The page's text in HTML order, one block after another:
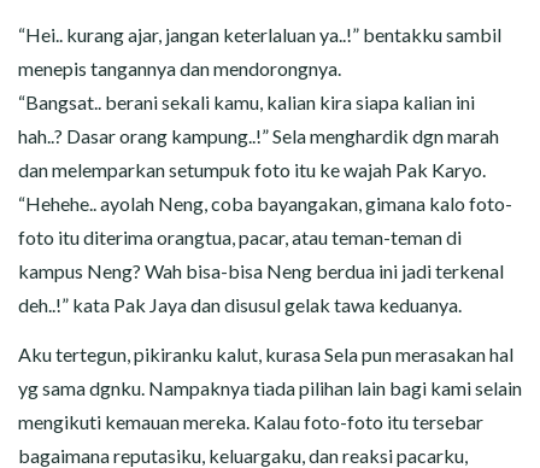
“Hei.. kurang ajar, jangan keterlaluan ya..!” bentakku sambil
menepis tangannya dan mendorongnya.
“Bangsat.. berani sekali kamu, kalian kira siapa kalian ini
hah..? Dasar orang kampung..!” Sela menghardik dgn marah
dan melemparkan setumpuk foto itu ke wajah Pak Karyo.
“Hehehe.. ayolah Neng, coba bayangakan, gimana kalo foto-
foto itu diterima orangtua, pacar, atau teman-teman di
kampus Neng? Wah bisa-bisa Neng berdua ini jadi terkenal
deh..!” kata Pak Jaya dan disusul gelak tawa keduanya.
Aku tertegun, pikiranku kalut, kurasa Sela pun merasakan hal
yg sama dgnku. Nampaknya tiada pilihan lain bagi kami selain
mengikuti kemauan mereka. Kalau foto-foto itu tersebar
bagaimana reputasiku, keluargaku, dan reaksi pacarku,